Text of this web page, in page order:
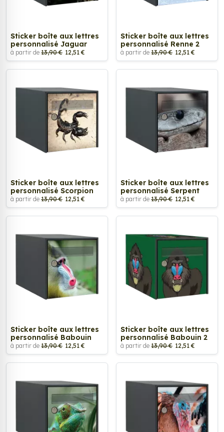
Sticker boîte aux lettres
personnalisé Jaguar
à partir de 13,90 € 12,51 €
Sticker boîte aux lettres
personnalisé Renne 2
à partir de 13,90 € 12,51 €
Sticker boîte aux lettres
personnalisé Scorpion
à partir de 13,90 € 12,51 €
Sticker boîte aux lettres
personnalisé Serpent
à partir de 13,90 € 12,51 €
Sticker boîte aux lettres
personnalisé Babouin
à partir de 13,90 € 12,51 €
Sticker boîte aux lettres
personnalisé Babouin 2
à partir de 13,90 € 12,51 €